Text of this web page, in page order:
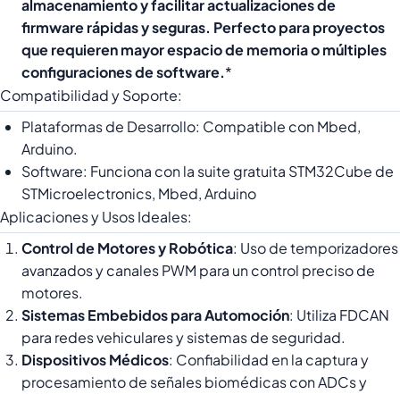
almacenamiento y facilitar actualizaciones de
firmware rápidas y seguras. Perfecto para proyectos
que requieren mayor espacio de memoria o múltiples
configuraciones de software.*
Compatibilidad y Soporte:
Plataformas de Desarrollo: Compatible con Mbed,
Arduino.
Software: Funciona con la suite gratuita STM32Cube de
STMicroelectronics, Mbed, Arduino
Aplicaciones y Usos Ideales:
Control de Motores y Robótica: Uso de temporizadores
avanzados y canales PWM para un control preciso de
motores.
Sistemas Embebidos para Automoción: Utiliza FDCAN
para redes vehiculares y sistemas de seguridad.
Dispositivos Médicos: Confiabilidad en la captura y
procesamiento de señales biomédicas con ADCs y